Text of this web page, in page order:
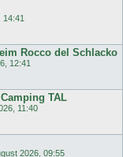
14:41
Rocco del Schlacko
12:41
TAL
11:40
2026, 09:55